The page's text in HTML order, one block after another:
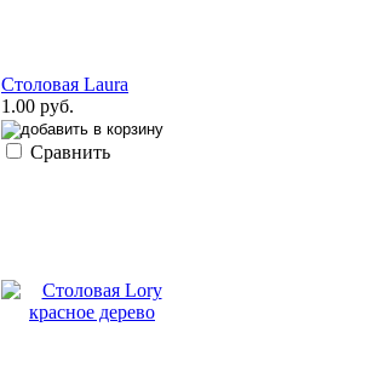
Столовая Laura
1.00 руб.
Сравнить